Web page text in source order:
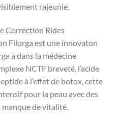
rajeunie.
Correction Rides
Filorga est une innovaton
a dans la médecine
NCTF breveté, l’acide
à l’effet de botox, cette
pour la peau avec des
de vitalité.